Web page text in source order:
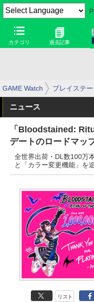
カテゴリ 過去記事
GAME Watch プレイステ
ニュース
「Bloodstained:
デートのロードマッ
全世界出荷・DL数100万
と「カラー変更機能」を
リスト